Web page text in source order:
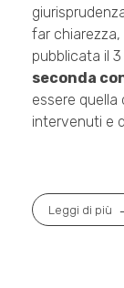
far chiarezza,
pubblicata il 3
seconda
essere quella
intervenuti e
Leggi di più